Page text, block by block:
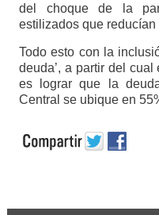
del choque de la
estilizados que
Todo esto con la
deuda’, a partir del
es lograr que la
Central se ubique en